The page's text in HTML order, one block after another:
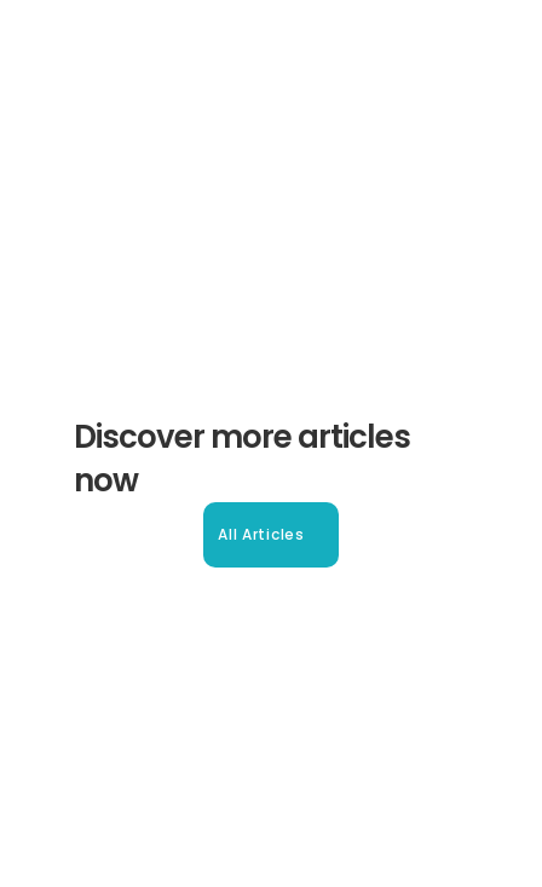
Discover more articles
now
All Articles